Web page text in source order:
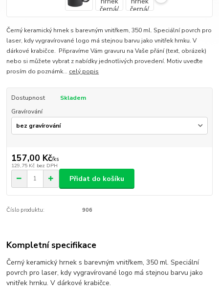
Černý keramický hrnek s barevným vnitřkem, 350 ml. Speciální povrch pro
laser, kdy vygravírované logo má stejnou barvu jako vnitřek hrnku. V
dárkové krabičce. Připravíme Vám gravuru na Vaše přání (text, obrázek)
nebo si můžete vybrat z nabídky jednotlivých provedení. Motiv uveďte
prosím do poznámk... celý popis
Dostupnost
Skladem
Gravírování
157,00 Kč/ks
129,75 Kč bez DPH
Přidat do košíku
Číslo produktu: 906
Kompletní specifikace
Černý keramický hrnek s barevným vnitřkem, 350 ml. Speciální
povrch pro laser, kdy vygravírované logo má stejnou barvu jako
vnitřek hrnku. V dárkové krabičce.